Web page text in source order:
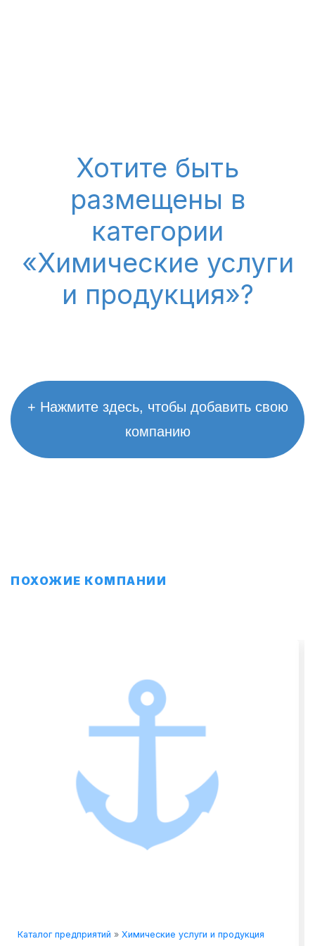
Хотите быть
размещены в
категории
«Химические услуги
и продукция»?
+ Нажмите здесь, чтобы добавить свою
компанию
ПОХОЖИЕ КОМПАНИИ
услуги и продукция Каталог предприятий